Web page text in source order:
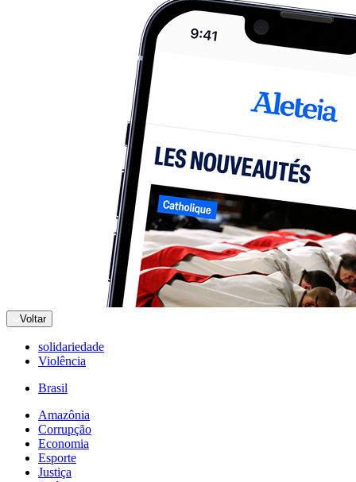
Voltar
solidariedade
Violência
Brasil
Amazônia
Corrupção
Economia
Esporte
Justiça